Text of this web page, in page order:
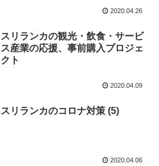
2020.04.26
スリランカの観光・飲食・サービ
ス産業の応援、事前購入プロジェ
クト
2020.04.09
スリランカのコロナ対策 (5)
2020.04.06